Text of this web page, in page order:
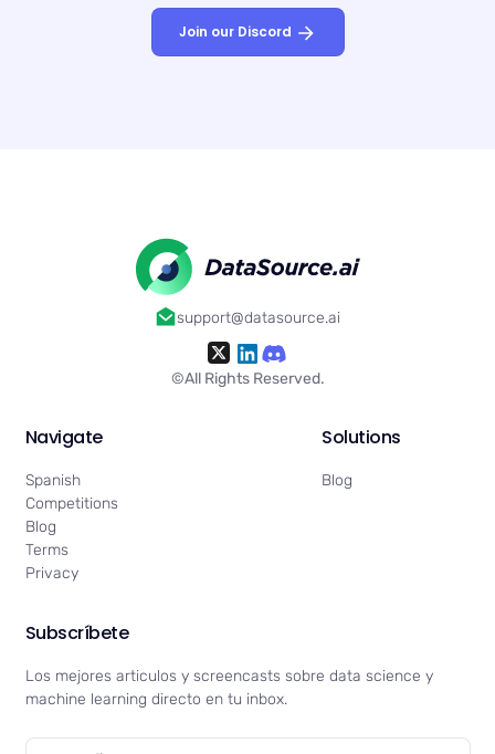
Join our Discord
support@datasource.ai
©All Rights Reserved.
Navigate
Spanish
Competitions
Blog
Terms
Privacy
Solutions
Blog
Subscríbete
Los mejores articulos y screencasts sobre data science y
machine learning directo en tu inbox.